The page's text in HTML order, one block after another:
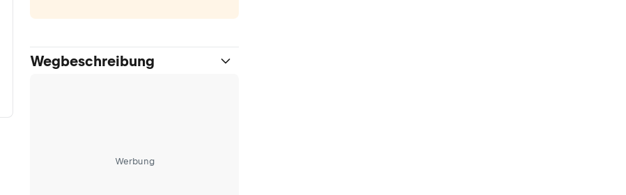
Wegbeschreibung
Werbung